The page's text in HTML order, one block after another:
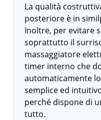
La qualità
posteriore è in
Inoltre, per evitare
soprattutto il
massaggiatore
timer interno che
automaticamente
semplice ed
perché dispone di
tutto.